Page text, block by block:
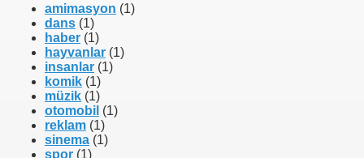
amimasyon (1)
dans (1)
haber (1)
hayvanlar (1)
insanlar (1)
komik (1)
müzik (1)
otomobil (1)
reklam (1)
sinema (1)
spor (1)